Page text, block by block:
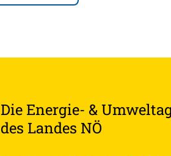
Die Energie- &
des Landes NÖ